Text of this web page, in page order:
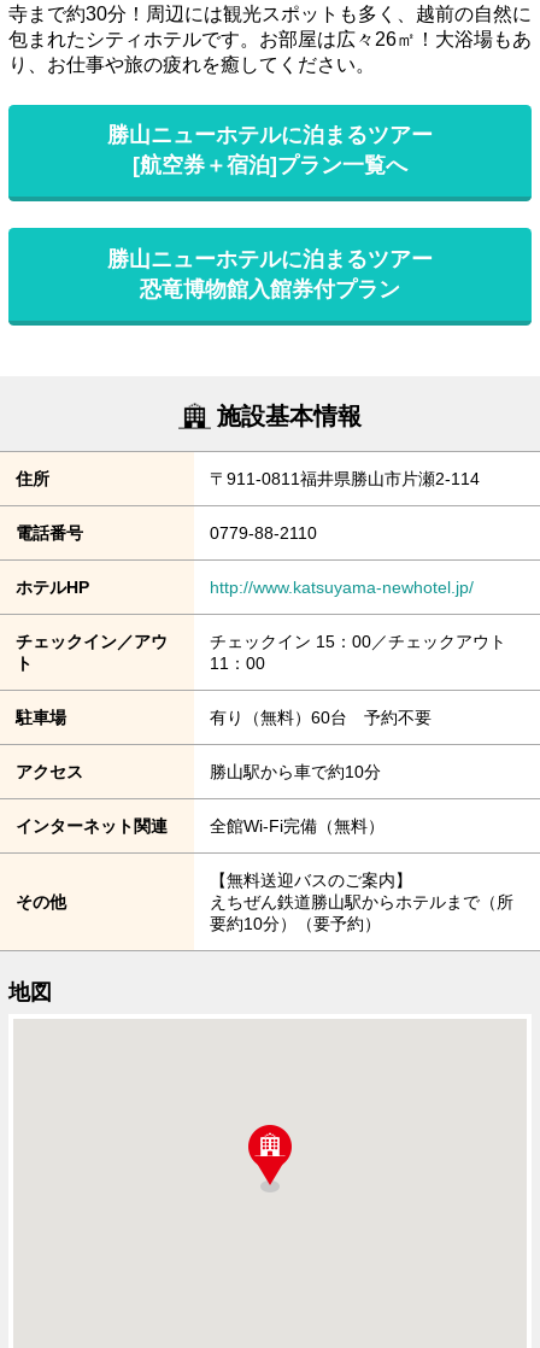
寺まで約30分！周辺には観光スポットも多く、越前の自然に
包まれたシティホテルです。お部屋は広々26㎡！大浴場もあ
り、お仕事や旅の疲れを癒してください。
勝山ニューホテルに泊まるツアー
[航空券＋宿泊]プラン一覧へ
勝山ニューホテルに泊まるツアー
恐竜博物館入館券付プラン
施設基本情報
住所 〒911-0811福井県勝山市片瀬2-114
電話番号 0779-88-2110
ホテルHP http://www.katsuyama-newhotel.jp/
チェックイン／アウ
ト
チェックイン 15：00／チェックアウト
11：00
駐車場 有り（無料）60台 予約不要
アクセス 勝山駅から車で約10分
インターネット関連 全館Wi-Fi完備（無料）
その他
【無料送迎バスのご案内】
えちぜん鉄道勝山駅からホテルまで（所
要約10分）（要予約）
地図